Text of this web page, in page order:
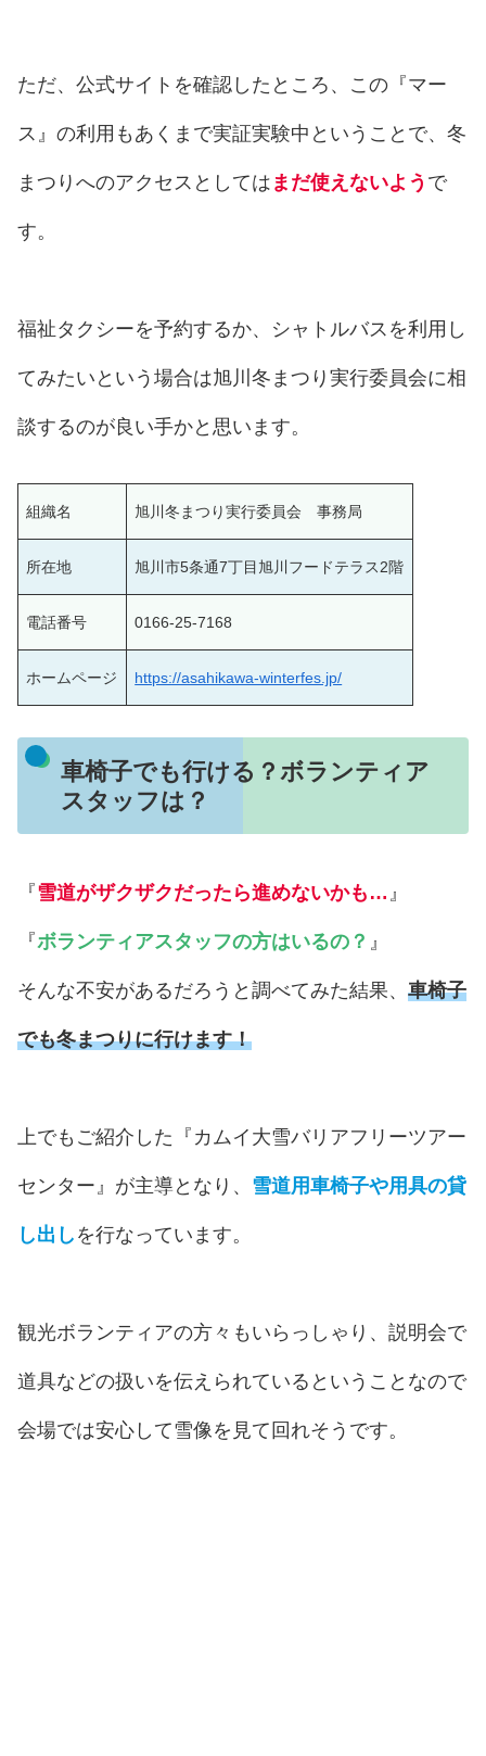
ただ、公式サイトを確認したところ、この『マー
ス』の利用もあくまで実証実験中ということで、冬
まつりへのアクセスとしては まだ使えないよう で
す。
福祉タクシーを予約するか、シャトルバスを利用し
てみたいという場合は旭川冬まつり実行委員会に相
談するのが良い手かと思います。
組織名 旭川冬まつり実行委員会 事務局
所在地 旭川市5条通7丁目旭川フードテラス2階
電話番号 0166-25-7168
ホームページ https://asahikawa-winterfes.jp/
車椅子でも行ける？ボランティア
スタッフは？
『雪道がザクザクだったら進めないかも… 』
『ボランティアスタッフの方はいるの？ 』
そんな不安があるだろうと調べてみた結果、 車椅子
でも冬まつりに行けます！
上でもご紹介した『カムイ大雪バリアフリーツアー
センター』が主導となり、 雪道用車椅子や用具の貸
し出し を行なっています。
観光ボランティアの方々もいらっしゃり、説明会で
道具などの扱いを伝えられているということなので
会場では安心して雪像を見て回れそうです。